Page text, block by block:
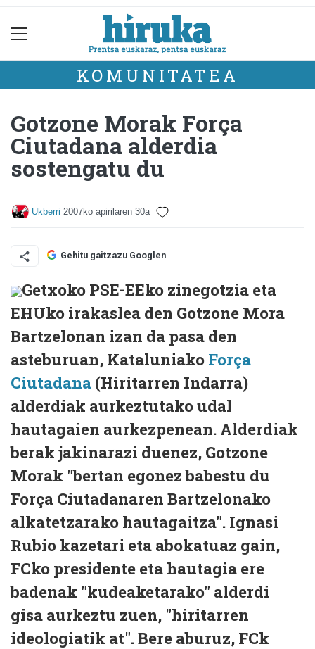
KOMUNITATEA
Gotzone Morak Força
Ciutadana alderdia
sostengatu du
Ukberri 2007ko apirilaren 30a
Gehitu gaitzazu Googlen
Getxoko PSE-EEko zinegotzia eta
EHUko irakaslea den Gotzone Mora
Bartzelonan izan da pasa den
asteburuan, Kataluniako Força
Ciutadana (Hiritarren Indarra)
alderdiak aurkeztutako udal
hautagaien aurkezpenean. Alderdiak
berak jakinarazi duenez, Gotzone
Morak "bertan egonez babestu du
Força Ciutadanaren Bartzelonako
alkatetzarako hautagaitza". Ignasi
Rubio kazetari eta abokatuaz gain,
FCko presidente eta hautagia ere
badenak "kudeaketarako" alderdi
gisa aurkeztu zuen, "hiritarren
ideologiatik at". Bere aburuz, FCk